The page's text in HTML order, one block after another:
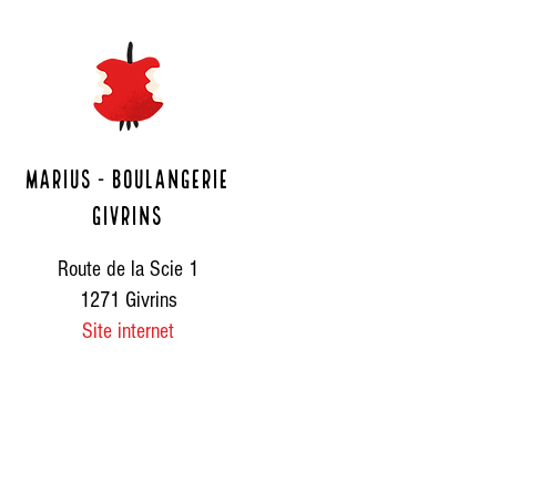
marius - boulangerie
givrins
Route de la Scie 1
1271 Givrins
Site internet